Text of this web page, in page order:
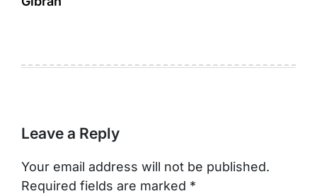
Leave a Reply
Your email address will not be published.
Required fields are marked *